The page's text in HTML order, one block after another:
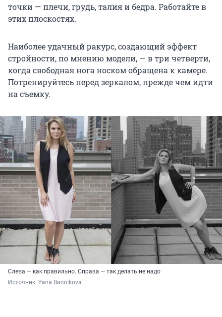
точки — плечи, грудь, талия и бедра. Работайте в
этих плоскостях.
Наиболее удачный ракурс, создающий эффект
стройности, по мнению модели, — в три четверти,
когда свободная нога носком обращена к камере.
Потренируйтесь перед зеркалом, прежде чем идти
на съемку.
Слева — как правильно. Справа — так делать не надо
Источник: Yana Bannikova